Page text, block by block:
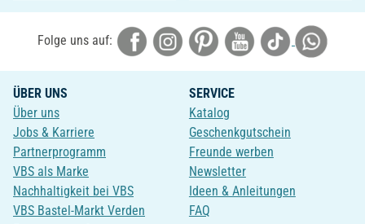
Folge uns auf:
ÜBER UNS
Über uns
Jobs & Karriere
Partnerprogramm
VBS als Marke
Nachhaltigkeit bei VBS
VBS Bastel-Markt Verden
SERVICE
Katalog
Geschenkgutschein
Freunde werben
Newsletter
Ideen & Anleitungen
FAQ